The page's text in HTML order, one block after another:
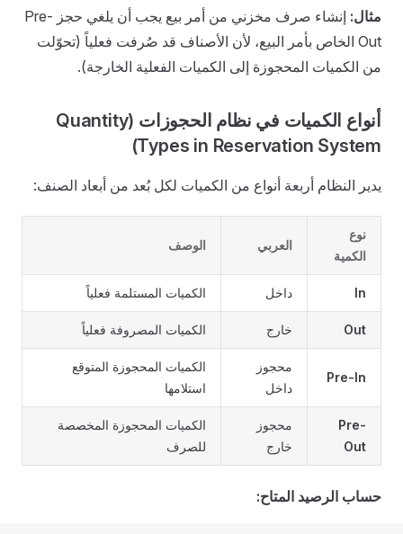
مثال:
إنشاء صرف مخزني من أمر بيع يجب أن يلغي حجز Pre-
Out الخاص بأمر البيع، لأن الأصناف قد صُرفت فعلياً (تحوّلت
من الكميات المحجوزة إلى الكميات الفعلية الخارجة).
أنواع الكميات في نظام الحجوزات (Quantity
Types in Reservation System)
يدير النظام أربعة أنواع من الكميات لكل بُعد من أبعاد الصنف:
نوع
الكمية
العربي الوصف
In داخل الكميات المستلمة فعلياً
Out خارج الكميات المصروفة فعلياً
Pre-In
محجوز
داخل
الكميات المحجوزة المتوقع
استلامها
Pre-
Out
محجوز
خارج
الكميات المحجوزة المخصصة
للصرف
حساب الرصيد المتاح: